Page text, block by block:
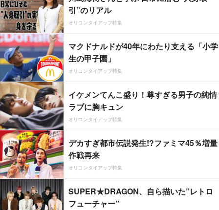
引”のリアル
オリコンタイアップ特集
マクドナルドが40年にわたり支える「小学
生の甲子園」
オリコンタイアップ特集
イケメンてんこ盛り！尊すぎる男子の純情
ラブに胸キュン
オリコンタイアップ特集
デカすぎ都市伝説発生!?ファミマ45％増量
作戦再来
オリコンタイアップ特集
SUPER★DRAGON、自ら描いた”レトロ
フューチャー”